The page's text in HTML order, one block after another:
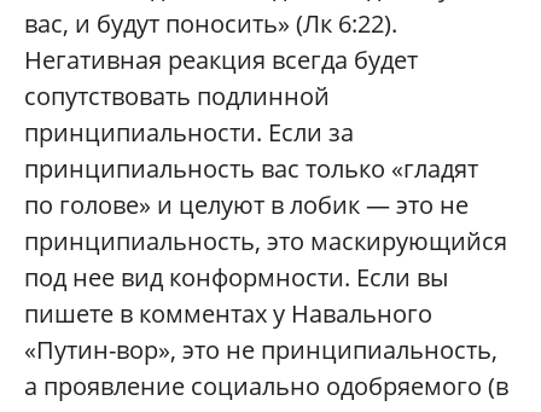
вас, и будут поносить» (Лк 6:22).
Негативная реакция всегда будет
сопутствовать подлинной
принципиальности. Если за
принципиальность вас только «гладят
по голове» и целуют в лобик — это не
принципиальность, это маскирующийся
под нее вид конформности. Если вы
пишете в комментах у Навального
«Путин-вор», это не принципиальность,
а проявление социально одобряемого (в